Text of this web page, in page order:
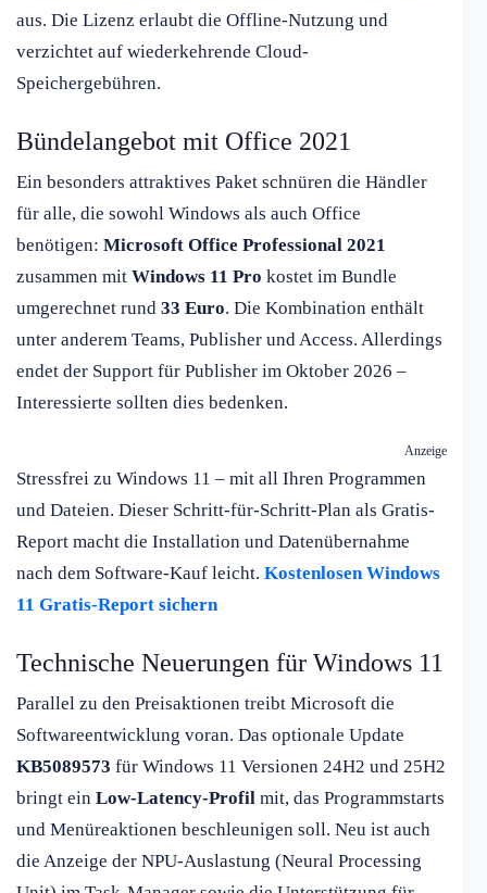
aus. Die Lizenz erlaubt die Offline-Nutzung und
verzichtet auf wiederkehrende Cloud-
Speichergebühren.
Bündelangebot mit Office 2021
Ein besonders attraktives Paket schnüren die Händler
für alle, die sowohl Windows als auch Office
benötigen: Microsoft Office Professional 2021
zusammen mit Windows 11 Pro kostet im Bundle
umgerechnet rund 33 Euro. Die Kombination enthält
unter anderem Teams, Publisher und Access. Allerdings
endet der Support für Publisher im Oktober 2026 –
Interessierte sollten dies bedenken.
Anzeige
Stressfrei zu Windows 11 – mit all Ihren Programmen
und Dateien. Dieser Schritt-für-Schritt-Plan als Gratis-
Report macht die Installation und Datenübernahme
nach dem Software-Kauf leicht. Kostenlosen Windows
11 Gratis-Report sichern
Technische Neuerungen für Windows 11
Parallel zu den Preisaktionen treibt Microsoft die
Softwareentwicklung voran. Das optionale Update
KB5089573 für Windows 11 Versionen 24H2 und 25H2
bringt ein Low-Latency-Profil mit, das Programmstarts
und Menüreaktionen beschleunigen soll. Neu ist auch
die Anzeige der NPU-Auslastung (Neural Processing